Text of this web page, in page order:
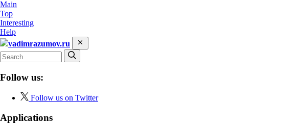
Main
Top
Interesting
Help
vadimrazumov.ru
Follow us:
Follow us on Twitter
Applications